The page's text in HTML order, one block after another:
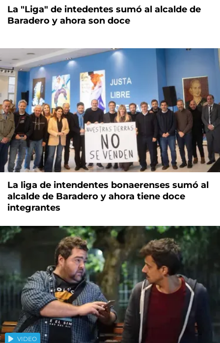
La "Liga" de intedentes sumó al alcalde de
Baradero y ahora son doce
La liga de intendentes bonaerenses sumó al
alcalde de Baradero y ahora tiene doce
integrantes
VIDEO